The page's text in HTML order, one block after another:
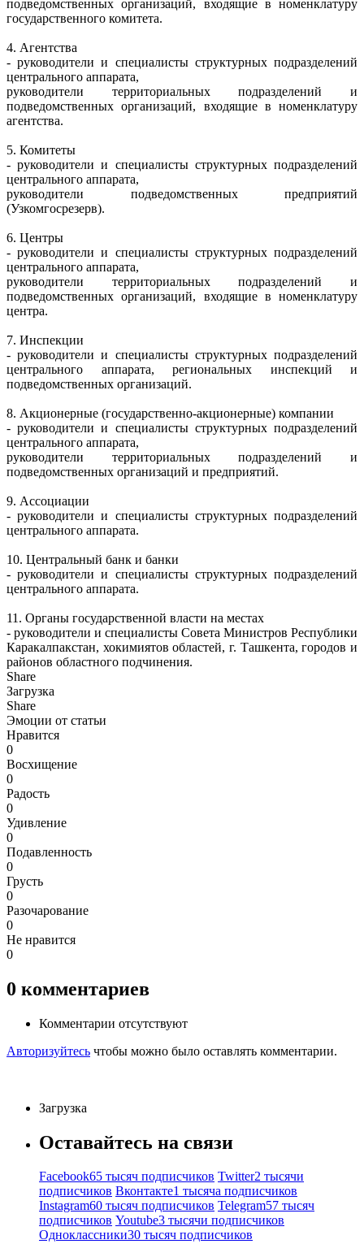
подведомственных организаций, входящие в номенклатуру
государственного комитета.
4. Агентства
- руководители и специалисты структурных подразделений
центрального аппарата,
руководители территориальных подразделений и
подведомственных организаций, входящие в номенклатуру
агентства.
5. Комитеты
- руководители и специалисты структурных подразделений
центрального аппарата,
руководители подведомственных предприятий
(Узкомгосрезерв).
6. Центры
- руководители и специалисты структурных подразделений
центрального аппарата,
руководители территориальных подразделений и
подведомственных организаций, входящие в номенклатуру
центра.
7. Инспекции
- руководители и специалисты структурных подразделений
центрального аппарата, региональных инспекций и
подведомственных организаций.
8. Акционерные (государственно-акционерные) компании
- руководители и специалисты структурных подразделений
центрального аппарата,
руководители территориальных подразделений и
подведомственных организаций и предприятий.
9. Ассоциации
- руководители и специалисты структурных подразделений
центрального аппарата.
10. Центральный банк и банки
- руководители и специалисты структурных подразделений
центрального аппарата.
11. Органы государственной власти на местах
- руководители и специалисты Совета Министров Республики
Каракалпакстан, хокимиятов областей, г. Ташкента, городов и
районов областного подчинения.
Share
Загрузка
Share
Эмоции от статьи
Нравится
0
Восхищение
0
Радость
0
Удивление
0
Подавленность
0
Грусть
0
Разочарование
0
Не нравится
0
0 комментариев
Комментарии отсутствуют
Авторизуйтесь чтобы можно было оставлять комментарии.
Загрузка
Оставайтесь на связи
Facebook65 тысяч подписчиков Twitter2 тысячи
подписчиков Вконтакте1 тысяча подписчиков
Instagram60 тысяч подписчиков Telegram57 тысяч
подписчиков Youtube3 тысячи подписчиков
Одноклассники30 тысяч подписчиков